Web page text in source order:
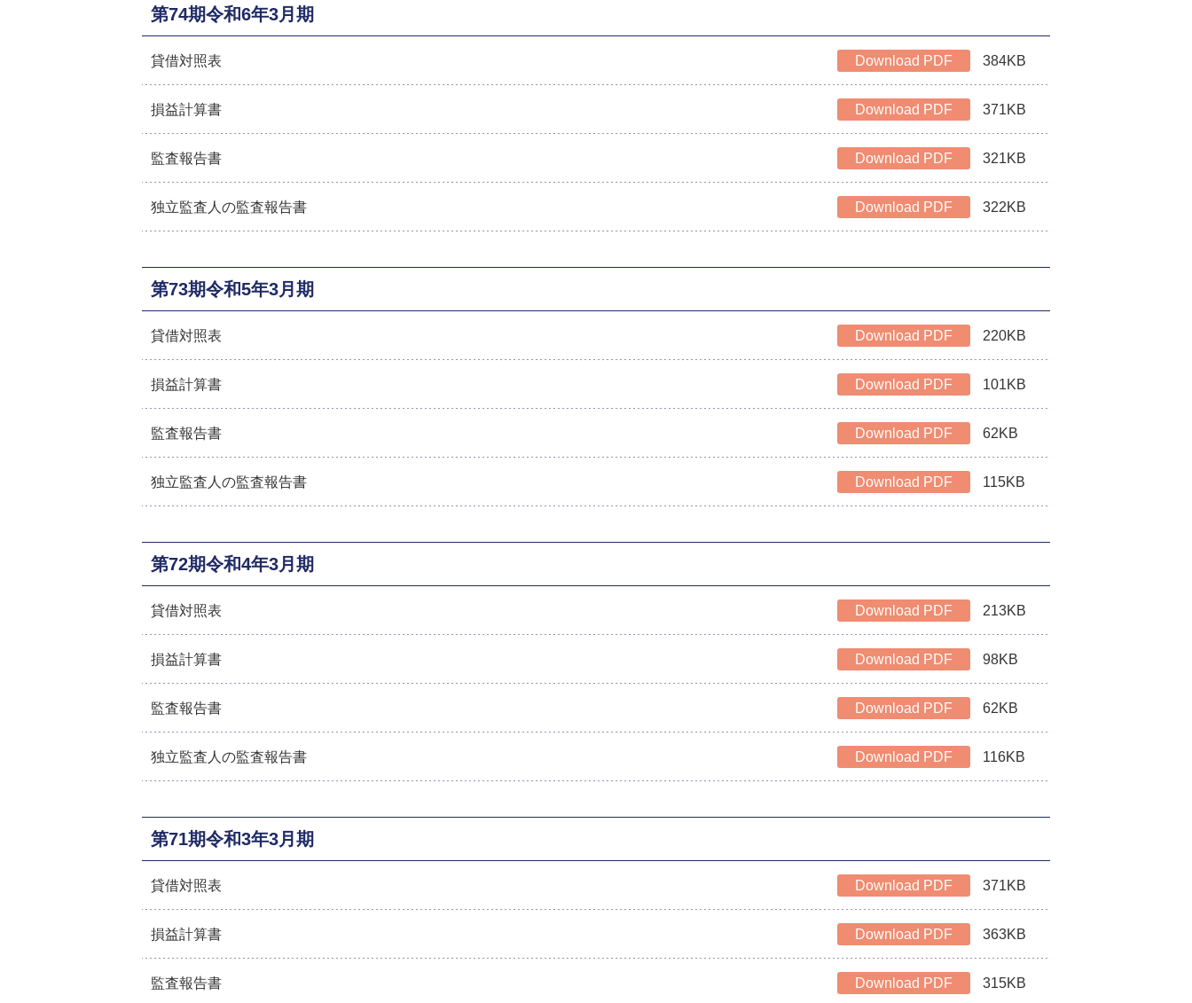
第74期令和6年3月期
貸借対照表 Download PDF 384KB
損益計算書 Download PDF 371KB
監査報告書 Download PDF 321KB
独立監査人の監査報告書 Download PDF 322KB
第73期令和5年3月期
貸借対照表 Download PDF 220KB
損益計算書 Download PDF 101KB
監査報告書 Download PDF 62KB
独立監査人の監査報告書 Download PDF 115KB
第72期令和4年3月期
貸借対照表 Download PDF 213KB
損益計算書 Download PDF 98KB
監査報告書 Download PDF 62KB
独立監査人の監査報告書 Download PDF 116KB
第71期令和3年3月期
貸借対照表 Download PDF 371KB
損益計算書 Download PDF 363KB
監査報告書 Download PDF 315KB